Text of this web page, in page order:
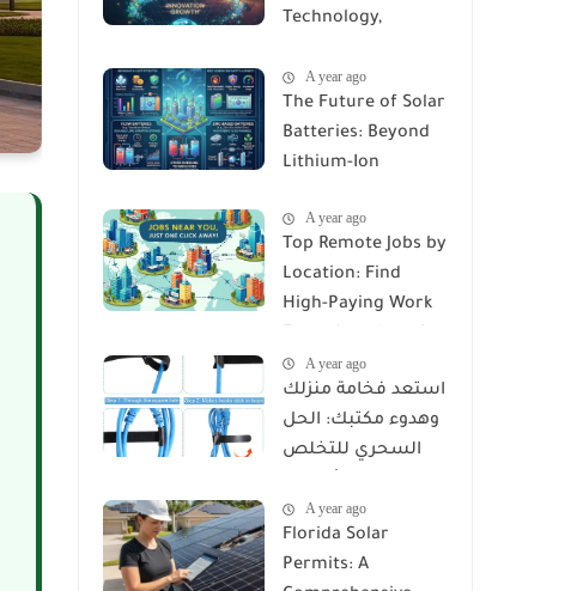
Technology,
Predictions for
2026
A year ago
The Future of Solar
Batteries: Beyond
Lithium-Ion
A year ago
Top Remote Jobs by
Location: Find
High-Paying Work
2025A year ago
استعد فخامة منزلك
وهدوء مكتبك: الحل
السحري للتخلص
مع Reusable Cable
Ties Wire Cord
Organizer
A year ago
Florida Solar
Permits: A